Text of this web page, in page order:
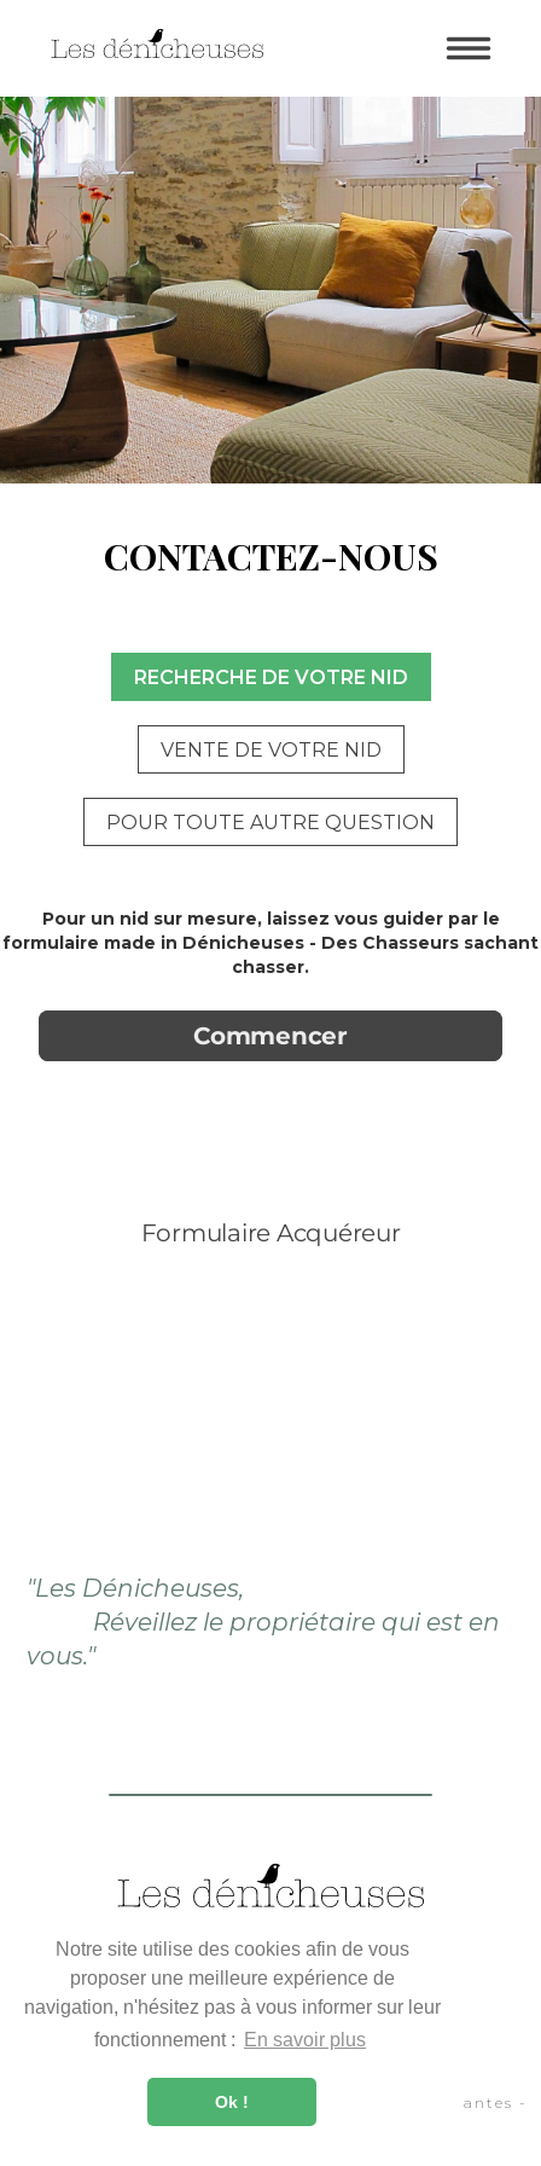
Notre site utilise des cookies afin de vous
proposer une meilleure expérience de
navigation, n'hésitez pas à vous informer sur leur
fonctionnement :
En savoir plus
Ok !
CONTACTEZ-NOUS
RECHERCHE DE VOTRE NID
VENTE DE VOTRE NID
POUR TOUTE AUTRE QUESTION
Pour un nid sur mesure, laissez vous guider par le
formulaire made in Dénicheuses - Des Chasseurs sachant
chasser.
"Les Dénicheuses,
Réveillez le propriétaire qui est en
vous."
Contactez-nous | Mentions légales
©2018 - Les Dénicheuses - Chasseur immobilier Nantes -
Côte Atlantique​